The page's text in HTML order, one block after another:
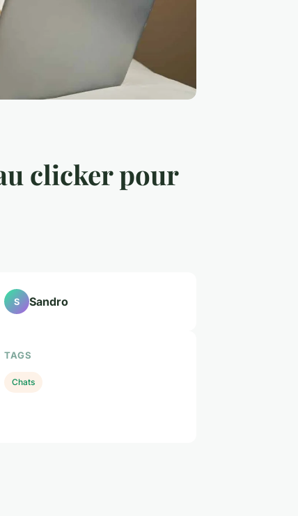
clicker pour
S Sandro
TAGS
Chats